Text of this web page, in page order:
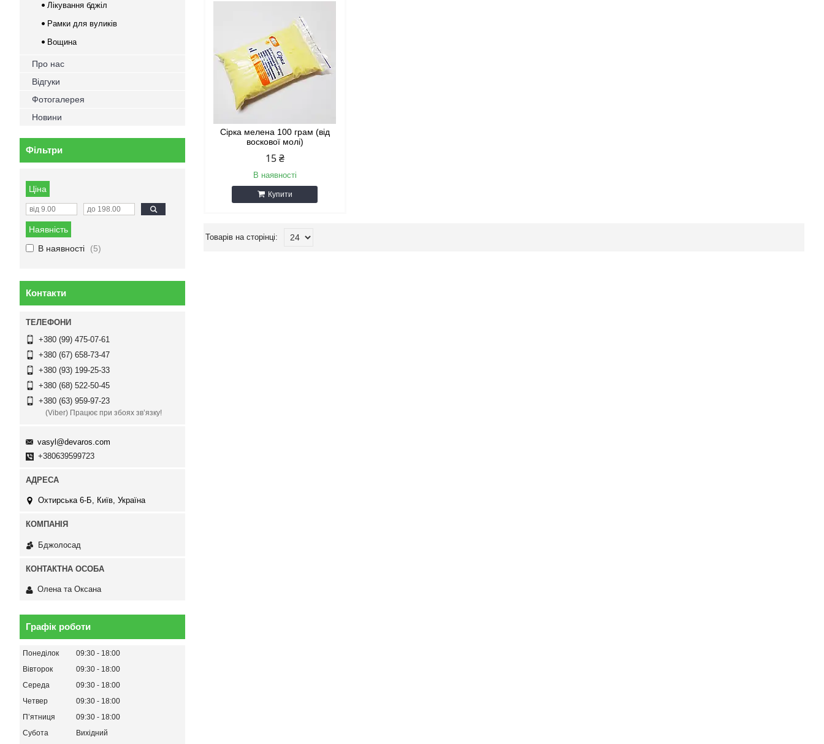
Сірка мелена 100 грам (від
воскової молі)
15 ₴
В наявності
Купити
Лікування бджіл
Рамки для вуликів
Вощина
Про нас
Відгуки
Фотогалерея
Новини
Фільтри
Ціна
Наявність
В наявності
5
Контакти
+380 (99) 475-07-61
+380 (67) 658-73-47
+380 (93) 199-25-33
+380 (68) 522-50-45
+380 (63) 959-97-23
(Viber) Працює при збоях зв’язку!
vasyl@devaros.com
+380639599723
Охтирська 6-Б, Київ, Україна
Бджолосад
Олена та Оксана
Графік роботи
Понеділок 09:30
18:00
Вівторок
09:30
18:00
Середа
09:30
18:00
Четвер
09:30
18:00
Пʼятниця
09:30
18:00
Субота
Вихідний